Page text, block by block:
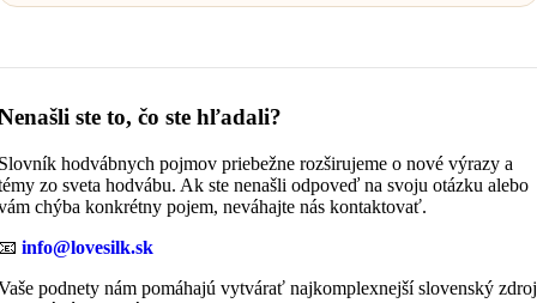
ste to, čo ste hľadali?
hodvábnych pojmov priebežne rozširujeme o nové výrazy a
zo sveta hodvábu. Ak ste nenašli odpoveď na svoju otázku alebo
chýba konkrétny pojem, neváhajte nás kontaktovať.
info@lovesilk.sk
podnety nám pomáhajú vytvárať najkomplexnejší slovenský zdroj